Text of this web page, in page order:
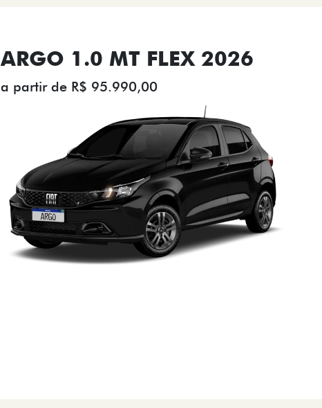
ARGO 1.0 MT FLEX 2026
a partir de R$ 95.990,00